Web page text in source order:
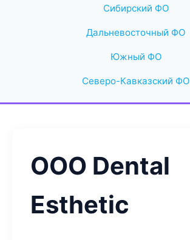
Сибирский ФО
Дальневосточный ФО
Южный ФО
Северо-Кавказский ФО
ООО Dental
Esthetic